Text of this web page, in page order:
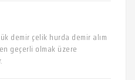
demir çelik hurda demir alım
geçerli olmak üzere